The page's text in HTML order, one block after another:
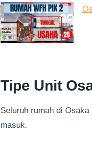
Tipe Unit
Seluruh rumah di
masuk.